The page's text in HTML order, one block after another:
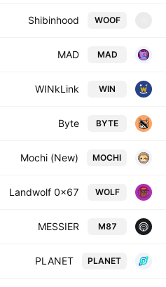
WOOF
Shibinhood
MAD
MAD
WIN
WINkLink
BYTE
Byte
MOCHI
Mochi (New)
WOLF
Landwolf 0x67
M87
MESSIER
PLANET
PLANET